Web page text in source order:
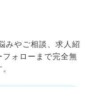
みやご相談、求人紹
ォローまで完全無